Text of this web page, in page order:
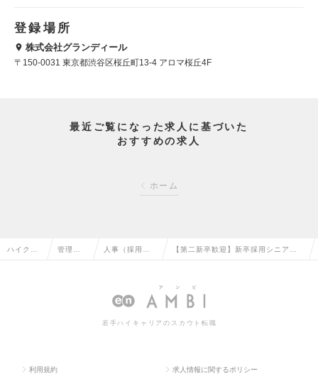
登録場所
株式会社グランディール
〒150-0031 東京都渋谷区桜丘町13-4 アロマ桜丘4F
最近ご覧になった求人に基づいた
おすすめの求人
ホーム
ハイクラ 管理部 人事（採用・
転職
【第二新卒歓迎】新卒採用シニアス
情報
若手ハイキャリアのスカウト転職
利用規約 求人情報に関するポリシー